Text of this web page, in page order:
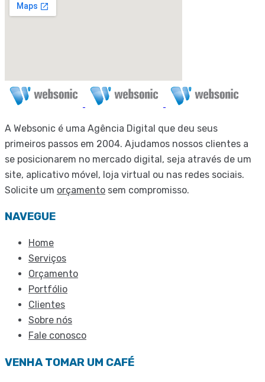
A Websonic é uma Agência Digital que deu seus
primeiros passos em 2004. Ajudamos nossos clientes a
se posicionarem no mercado digital, seja através de um
site, aplicativo móvel, loja virtual ou nas redes sociais.
Solicite um orçamento sem compromisso.
NAVEGUE
Home
Serviços
Orçamento
Portfólio
Clientes
Sobre nós
Fale conosco
VENHA TOMAR UM CAFÉ